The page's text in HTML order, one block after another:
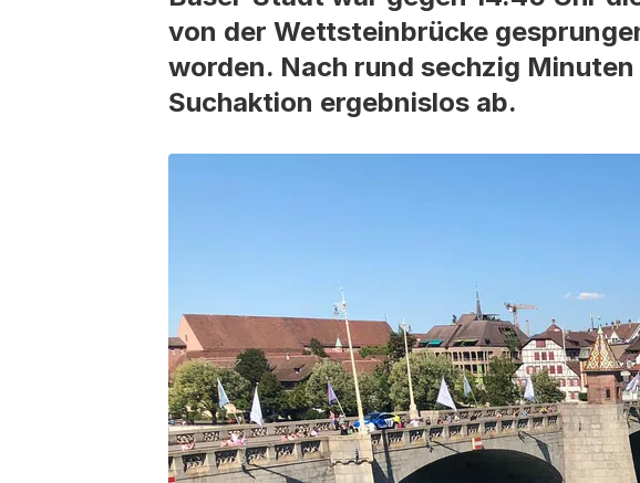
von der Wettsteinbrücke
worden. Nach rund sechzig
Suchaktion ergebnislos ab.